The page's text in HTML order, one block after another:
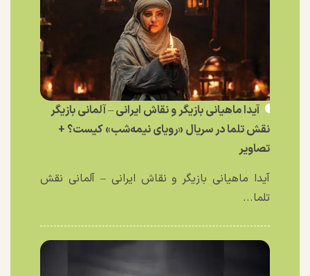
آیدا ماهیانی بازیگر و نقاش ایرانی – آلمانی بازیگر
نقش تلما در سریال «رویای نیمه‌شب» کیست؟ +
تصاویر
آیدا ماهیانی بازیگر و نقاش ایرانی – آلمانی نقش
تلما...